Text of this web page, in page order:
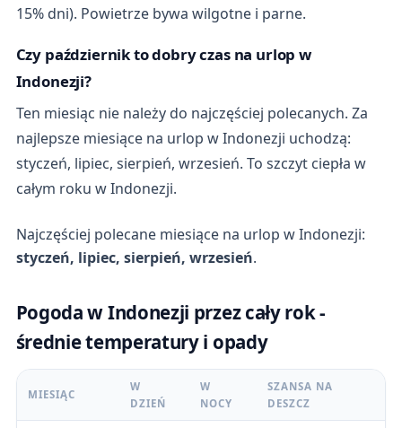
15% dni). Powietrze bywa wilgotne i parne.
Czy październik to dobry czas na urlop w
Indonezji?
Ten miesiąc nie należy do najczęściej polecanych. Za
najlepsze miesiące na urlop w Indonezji uchodzą:
styczeń, lipiec, sierpień, wrzesień. To szczyt ciepła w
całym roku w Indonezji.
Najczęściej polecane miesiące na urlop w Indonezji:
styczeń, lipiec, sierpień, wrzesień.
Pogoda w Indonezji przez cały rok -
średnie temperatury i opady
MIESIĄC
W
DZIEŃ
W
NOCY
SZANSA NA
DESZCZ